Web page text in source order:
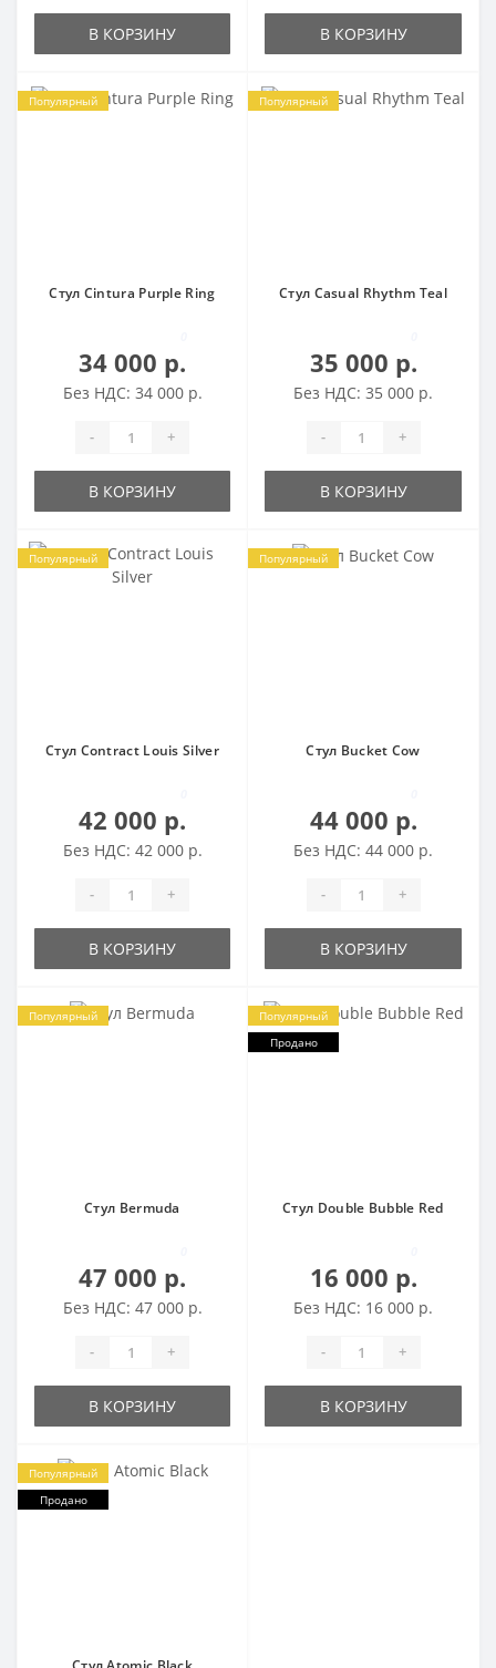
В КОРЗИНУ В КОРЗИНУ
Популярный
Стул Cintura Purple Ring
34 000 р.
Без НДС: 34 000 р.
- +
В КОРЗИНУ
Популярный
Стул Casual Rhythm Teal
35 000 р.
Без НДС: 35 000 р.
- +
В КОРЗИНУ
Популярный
Стул Contract Louis Silver
42 000 р.
Без НДС: 42 000 р.
- +
В КОРЗИНУ
Популярный
Стул Bucket Cow
44 000 р.
Без НДС: 44 000 р.
- +
В КОРЗИНУ
Популярный
Стул Bermuda
47 000 р.
Без НДС: 47 000 р.
- +
В КОРЗИНУ
Популярный
Продано
Стул Double Bubble Red
16 000 р.
Без НДС: 16 000 р.
- +
В КОРЗИНУ
Популярный
Продано